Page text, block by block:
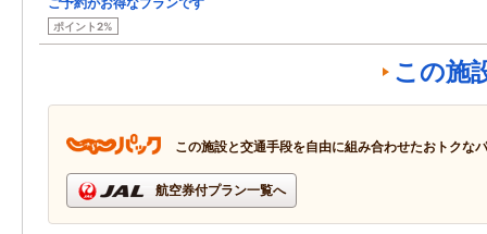
ポイント2%
この施
この施設と交通手段を自由に組み合わせたおトクな
航空券付プラン一覧へ